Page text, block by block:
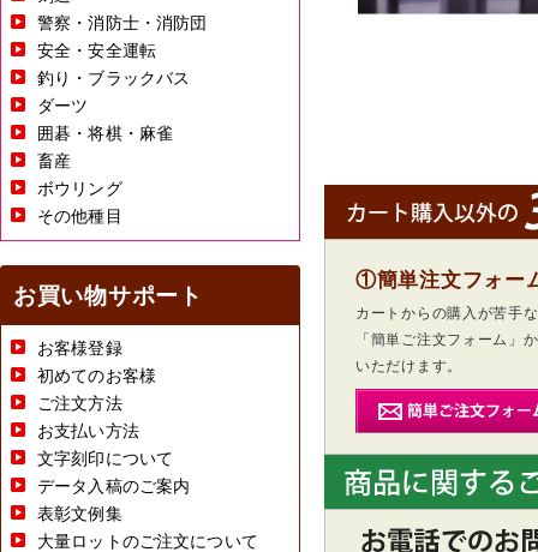
①簡単注文フォー
カートからの購入が苦手
「簡単ご注文フォーム」
いただけます。
警察・消防士・消防団
安全・安全運転
釣り・ブラックバス
ダーツ
囲碁・将棋・麻雀
畜産
ボウリング
その他種目
お買い物サポート
お客様登録
初めてのお客様
ご注文方法
お支払い方法
文字刻印について
データ入稿のご案内
表彰文例集
大量ロットのご注文について